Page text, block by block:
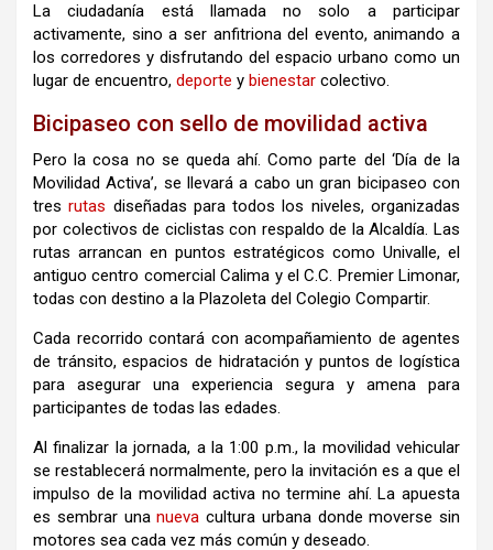
La ciudadanía está llamada no solo a participar
activamente, sino a ser anfitriona del evento, animando a
los corredores y disfrutando del espacio urbano como un
lugar de encuentro, deporte y bienestar colectivo.
Bicipaseo con sello de movilidad activa
Pero la cosa no se queda ahí. Como parte del ‘Día de la
Movilidad Activa’, se llevará a cabo un gran bicipaseo con
tresrutas diseñadas para todos los niveles, organizadas
por colectivos de ciclistas con respaldo de la Alcaldía. Las
rutas arrancan en puntos estratégicos como Univalle, el
antiguo centro comercial Calima y el C.C. Premier Limonar,
todas con destino a la Plazoleta del Colegio Compartir.
Cada recorrido contará con acompañamiento de agentes
de tránsito, espacios de hidratación y puntos de logística
para asegurar una experiencia segura y amena para
participantes de todas las edades.
Al finalizar la jornada, a la 1:00 p.m., la movilidad vehicular
se restablecerá normalmente, pero la invitación es a que el
impulso de la movilidad activa no termine ahí. La apuesta
es sembrar unanueva cultura urbana donde moverse sin
motores sea cada vez más común y deseado.